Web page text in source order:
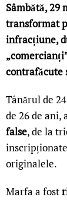
Sâmbătă, 29
transformat
infracțiune,
contrafăcute
Tânărul de
de 26 de ani,
false, de la
originalele.
Marfa a fost